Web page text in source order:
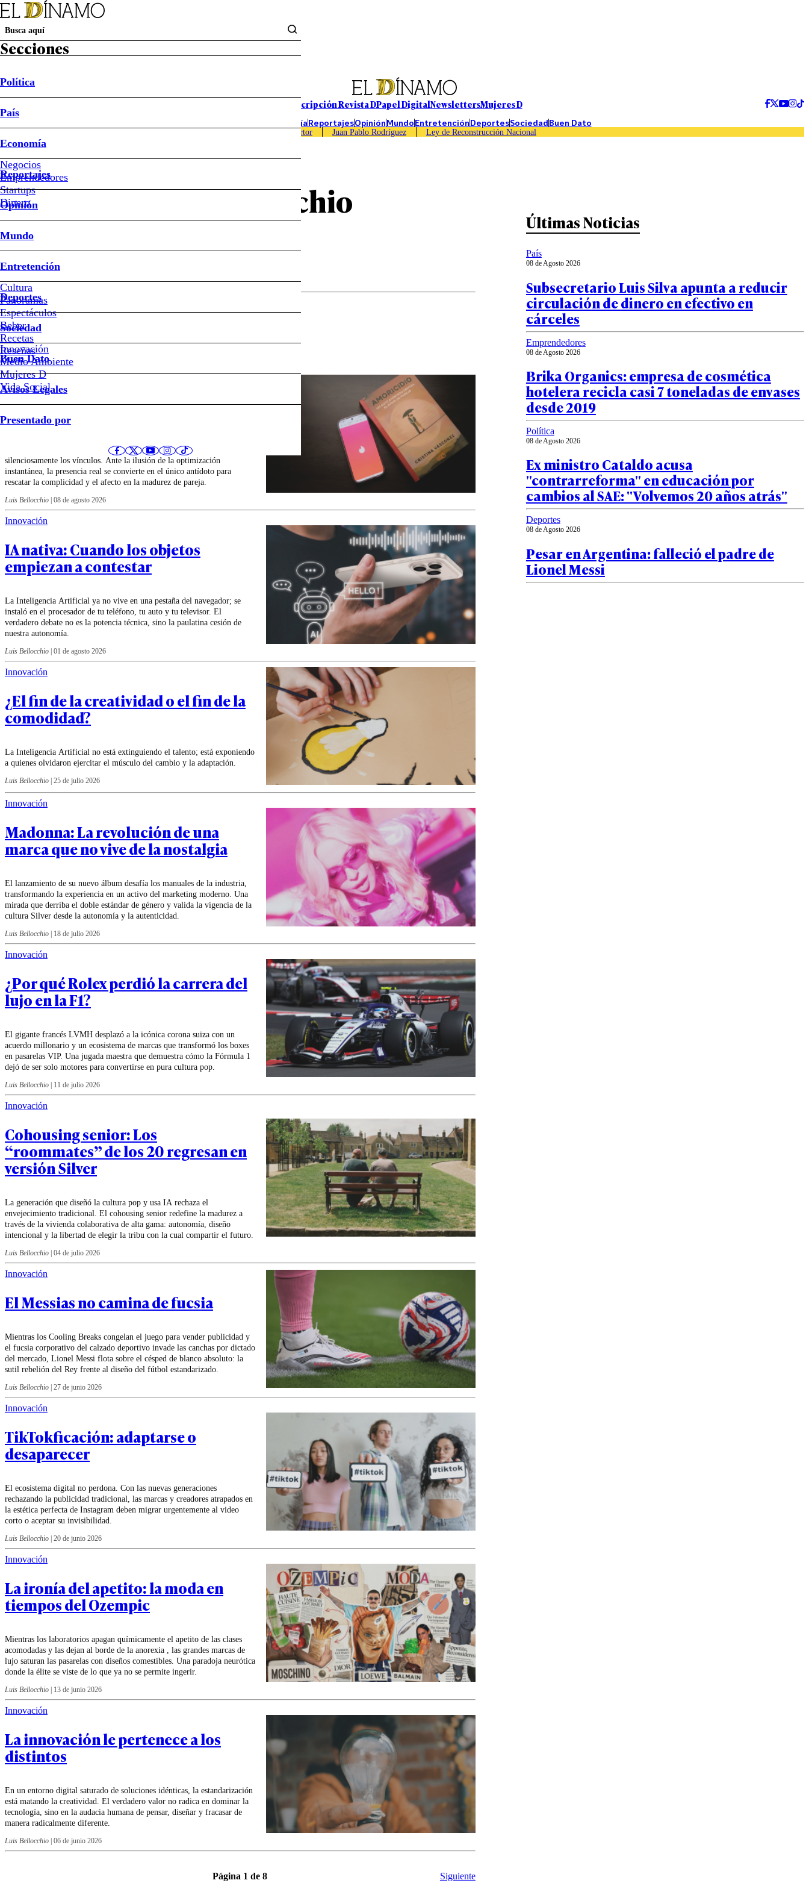
Secciones
Política
País
Economía
Negocios
Emprendedores
Startups
Dinero
Reportajes
Opinión
Mundo
Entretención
Cultura
Panoramas
Espectáculos
Beber
Recetas
Reseñas
Deportes
Sociedad
Innovación
Medio Ambiente
Mujeres D
Vida Social
Buen Dato
Avisos Legales
Presentado por
Suscripción Revista DPapel DigitalNewslettersMujeres D
EconomíaReportajesOpiniónMundoEntretenciónDeportesSociedadBuen Dato
Caso Sartor Juan Pablo Rodríguez Ley de Reconstrucción Nacional
Luis Bellocchio
Últimos artículos de Luis Bellocchio
Innovación
Amoricidio Silver: cuando el
algoritmo reemplaza a la pareja
La tecnología y la lógica de la inmediatez digital erosionan
silenciosamente los vínculos. Ante la ilusión de la optimización
instantánea, la presencia real se convierte en el único antídoto para
rescatar la complicidad y el afecto en la madurez de pareja.
Luis Bellocchio 08 de agosto 2026
Innovación
IA nativa: Cuando los objetos
empiezan a contestar
La Inteligencia Artificial ya no vive en una pestaña del navegador; se
instaló en el procesador de tu teléfono, tu auto y tu televisor. El
verdadero debate no es la potencia técnica, sino la paulatina cesión de
nuestra autonomía.
Luis Bellocchio 01 de agosto 2026
Innovación
¿El fin de la creatividad o el fin de la
comodidad?
La Inteligencia Artificial no está extinguiendo el talento; está exponiendo
a quienes olvidaron ejercitar el músculo del cambio y la adaptación.
Luis Bellocchio 25 de julio 2026
Innovación
Madonna: La revolución de una
marca que no vive de la nostalgia
El lanzamiento de su nuevo álbum desafía los manuales de la industria,
transformando la experiencia en un activo del marketing moderno. Una
mirada que derriba el doble estándar de género y valida la vigencia de la
cultura Silver desde la autonomía y la autenticidad.
Luis Bellocchio 18 de julio 2026
Innovación
¿Por qué Rolex perdió la carrera del
lujo en la F1?
El gigante francés LVMH desplazó a la icónica corona suiza con un
acuerdo millonario y un ecosistema de marcas que transformó los boxes
en pasarelas VIP. Una jugada maestra que demuestra cómo la Fórmula 1
dejó de ser solo motores para convertirse en pura cultura pop.
Luis Bellocchio 11 de julio 2026
Innovación
Cohousing senior: Los
“roommates” de los 20 regresan en
versión Silver
La generación que diseñó la cultura pop y usa IA rechaza el
envejecimiento tradicional. El cohousing senior redefine la madurez a
través de la vivienda colaborativa de alta gama: autonomía, diseño
intencional y la libertad de elegir la tribu con la cual compartir el futuro.
Luis Bellocchio 04 de julio 2026
Innovación
El Messias no camina de fucsia
Mientras los Cooling Breaks congelan el juego para vender publicidad y
el fucsia corporativo del calzado deportivo invade las canchas por dictado
del mercado, Lionel Messi flota sobre el césped de blanco absoluto: la
sutil rebelión del Rey frente al diseño del fútbol estandarizado.
Luis Bellocchio | 27 de junio 2026
Innovación
TikTokficación: adaptarse o
desaparecer
El ecosistema digital no perdona. Con las nuevas generaciones
rechazando la publicidad tradicional, las marcas y creadores atrapados en
la estética perfecta de Instagram deben migrar urgentemente al video
corto o aceptar su invisibilidad.
Luis Bellocchio | 20 de junio 2026
Innovación
La ironía del apetito: la moda en
tiempos del Ozempic
Mientras los laboratorios apagan químicamente el apetito de las clases
acomodadas y las dejan al borde de la anorexia , las grandes marcas de
lujo saturan las pasarelas con diseños comestibles. Una paradoja neurótica
donde la élite se viste de lo que ya no se permite ingerir.
Luis Bellocchio | 13 de junio 2026
Innovación
La innovación le pertenece a los
distintos
En un entorno digital saturado de soluciones idénticas, la estandarización
está matando la creatividad. El verdadero valor no radica en dominar la
tecnología, sino en la audacia humana de pensar, diseñar y fracasar de
manera radicalmente diferente.
Luis Bellocchio | 06 de junio 2026
Página 1 de 8 Siguiente
Últimas Noticias
País
08 de Agosto 2026
Subsecretario Luis Silva apunta a reducir
circulación de dinero en efectivo en
cárceles
Emprendedores
08 de Agosto 2026
Brika Organics: empresa de cosmética
hotelera recicla casi 7 toneladas de envases
desde 2019
Política
08 de Agosto 2026
Ex ministro Cataldo acusa
"contrarreforma" en educación por
cambios al SAE: "Volvemos 20 años atrás"
Deportes
08 de Agosto 2026
Pesar en Argentina: falleció el padre de
Lionel Messi